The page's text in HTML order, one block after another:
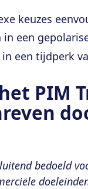
keuzes
een
een tijdperk
het PIM
bedoeld